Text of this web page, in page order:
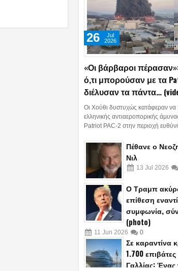
«Οι βάρβαροι
ό,τι μπορούσαν με τα
διέλυσαν τα πάντα…
26
Jul
2026
Οι Χούθι δυστυχώς κατάφεραν
ελληνικής αντιαεροπορικής
Patriot PAC-2 στην περιοχή
Πέθανε ο
Νιλ
13 Jul 2026
Ο Τραμπ
επίθεση
συμφωνία,
(photo)
11 Jun 2026 0
Σε καραντίνα
1.700
Γαλλίας: